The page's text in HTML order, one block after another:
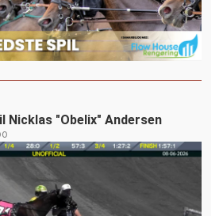
Nicklas "Obelix" Andersen